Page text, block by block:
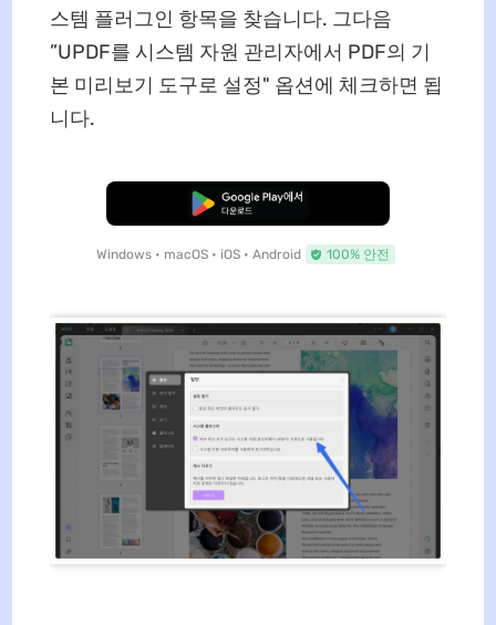
스템 플러그인 항목을 찾습니다. 그다음
”UPDF를 시스템 자원 관리자에서 PDF의 기
본 미리보기 도구로 설정" 옵션에 체크하면 됩
니다.
무료로 다운로드
Windows • macOS • iOS • Android 100% 안전